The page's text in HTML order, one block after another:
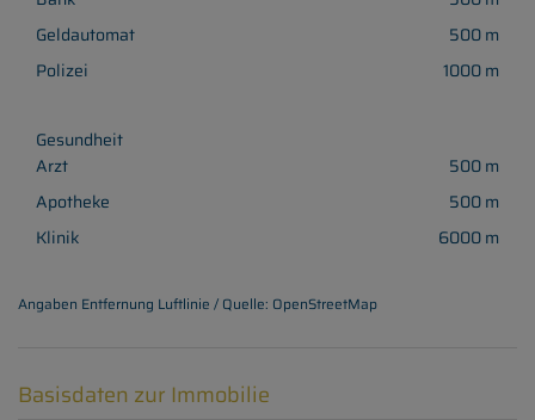
Geldautomat
500 m
Polizei
1000 m
Gesundheit
Arzt
500 m
Apotheke
500 m
Klinik
6000 m
Angaben Entfernung Luftlinie / Quelle: OpenStreetMap
Basisdaten zur Immobilie